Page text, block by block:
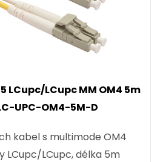
LCupc/LCupc MM OM4 5m
UPC-OM4-5M-D
kabel s multimode OM4
LCupc/LCupc, délka 5m